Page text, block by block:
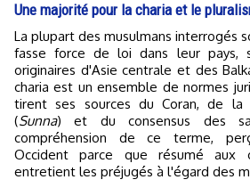
Une majorité pour la charia et le
La plupart des musulmans interrogés souhaitent que la charia
fasse force de loi dans leur pays,
originaires d'Asie centrale et des
charia est un ensemble de normes
tirent ses sources du Coran, de la
(Sunna) et du consensus des
compréhension de ce terme,
Occident parce que résumé aux
entretient les préjugés à l'égard des